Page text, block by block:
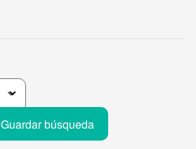
Guardar búsqueda